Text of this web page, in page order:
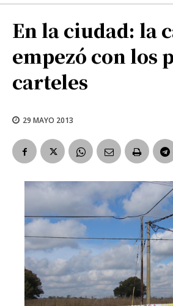
En la ciudad: la
empezó con los
carteles
29 MAYO 2013